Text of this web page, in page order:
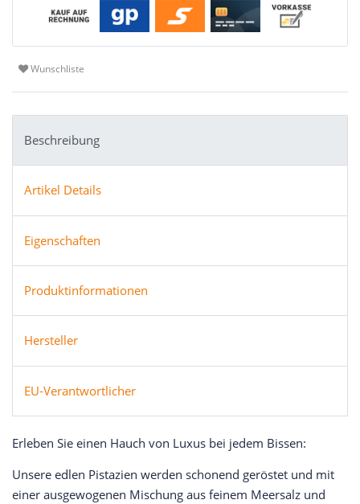
Wunschliste
Beschreibung
Artikel Details
Eigenschaften
Produktinformationen
Hersteller
EU-Verantwortlicher
Erleben Sie einen Hauch von Luxus bei jedem Bissen:
Unsere edlen Pistazien werden schonend geröstet und mit
einer ausgewogenen Mischung aus feinem Meersalz und